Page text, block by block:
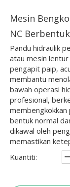
Mesin
NC
Pandu hidraulik
atau mesin
pengapit paip,
membantu
bawah operasi
profesional,
membengkokkan
bentuk normal
dikawal oleh
memastikan
Kuantiti: